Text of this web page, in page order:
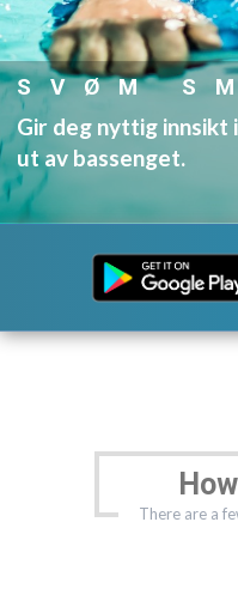
SVØM
Gir deg nyttig innsikt i
ut av bassenget.
There are a